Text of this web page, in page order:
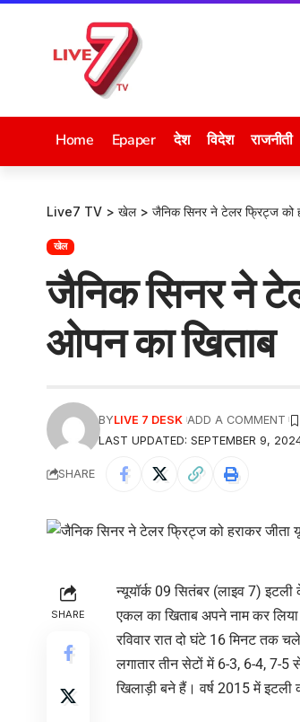
Home Epaper देश विदेश राजनीती
Live7 TV > खेल> जैनिक सिनर ने टेलर फ्रिट्ज को
खेल
जैनिक सिनर ने
ओपन का खिताब
LAST UPDATED: SEPTEMBER 9,
BYLIVE 7 DESK ADD A COMMENT
SHARE
SHARE
न्यूयॉर्क 09 सितंबर (लाइव 7)
एकल का खिताब अपने नाम कर
रविवार रात दो घंटे 16 मिनट तक
लगातार तीन सेटों में 6-3, 6-4, 7-
खिलाड़ी बने हैं। वर्ष 2015 में इटली